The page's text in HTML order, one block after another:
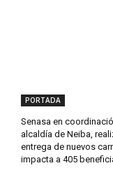
PORTADA
Senasa en
alcaldía de Neiba,
entrega de nuevos
impacta a 405